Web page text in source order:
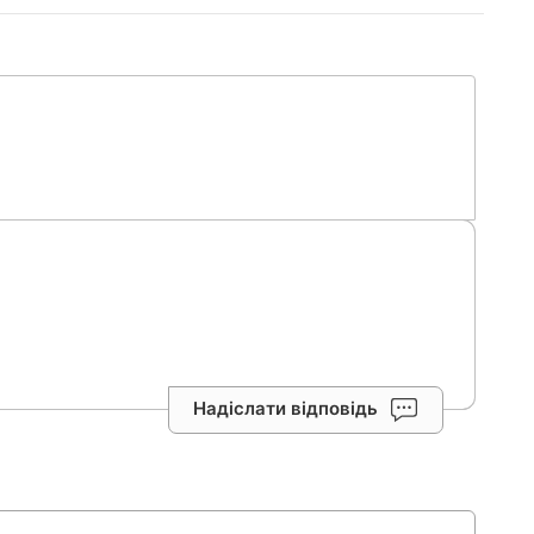
Надіслати відповідь